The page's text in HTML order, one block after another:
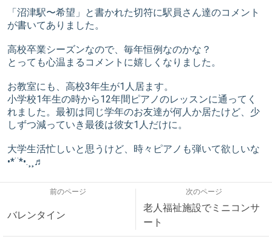
「沼津駅〜希望」と書かれた切符に駅員さん達のコメント
が書いてありました。
高校卒業シーズンなので、毎年恒例なのかな？
とっても心温まるコメントに嬉しくなりました。
お教室にも、高校3年生が1人居ます。
小学校1年生の時から12年間ピアノのレッスンに通ってく
れました。最初は同じ学年のお友達が何人か居たけど、少
しずつ減っていき最後は彼女1人だけに。
大学生活忙しいと思うけど、時々ピアノも弾いて欲しいな
•*¨*•.¸¸♬︎
前のページ
バレンタイン
次のページ
老人福祉施設でミニコンサ
ート